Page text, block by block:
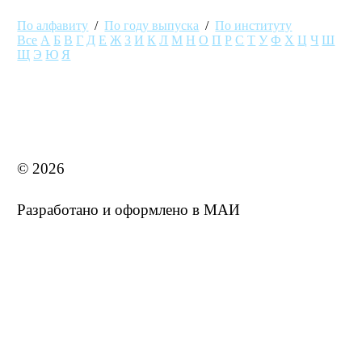
По алфавиту /По году выпуска /По институту
Все А Б В Г Д Е Ж З И К Л М Н О П Р С Т У Ф Х Ц Ч Ш
Щ Э Ю Я
© 2026
Разработано и оформлено в МАИ